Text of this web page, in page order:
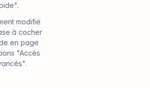
modifié
à cocher
en page
"Accès